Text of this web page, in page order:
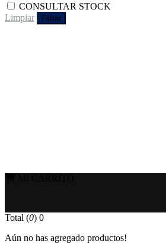
CONSULTAR STOCK
Limpiar
Filtrar
Total (0) 0
Aún no has agregado productos!